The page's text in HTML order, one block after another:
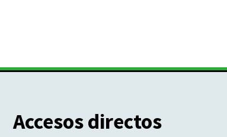
Accesos directos